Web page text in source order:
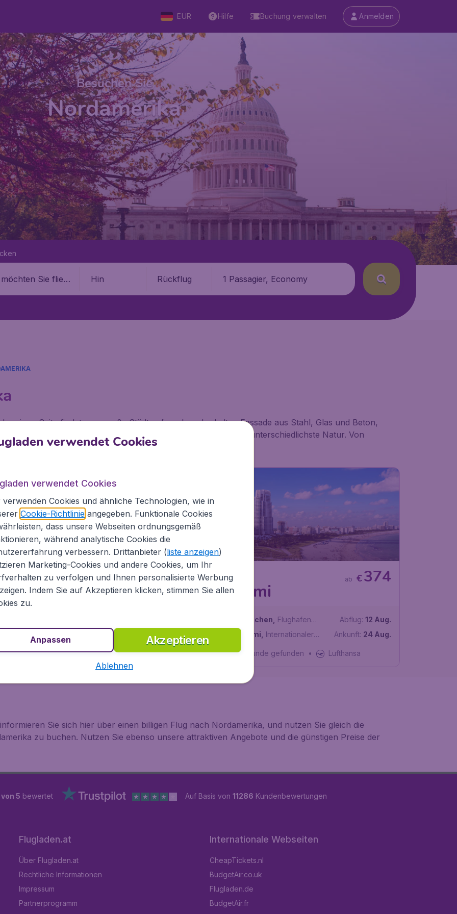
EUR Hilfe Buchung verwalten Anmelden
Besuchen Sie
Nordamerika
Hin Rückflug 1 Passagier, Economy
einen Seite findet man große Städte, die neben der kalten Fassade aus Stahl, Glas und Beton,
anderen Seite steht Nordamerika für unglaubliche Weiten und unterschiedlichste Natur. Von
Wüste findet man hier alles.
# 2
Kanada
Toronto
€481
ab
München
Toronto-Pearson
Ankunft:
16 Sep.
Vor 1 Stunde gefunden • Condor
USA
Miami
€374
ab
München
Flughafen
München
Miami
Internationaler
Abflug: 12 Aug.
Ankunft: 24 Aug.
Vor 1 Stunde gefunden • Lufthansa
Sie sich hier über einen billigen Flug nach Nordamerika, und nutzen Sie gleich die
zu buchen. Nutzen Sie ebenso unsere attraktiven Angebote und die günstigen Preise der
5 bewertet Auf Basis von 11286 Kundenbewertungen
Flugladen.at
Über Flugladen.at
Rechtliche Informationen
Impressum
Partnerprogramm
Internationale Webseiten
CheapTickets.nl
BudgetAir.co.uk
Flugladen.de
BudgetAir.fr
verwendet Cookies
verwendet Cookies
verwenden Cookies und ähnliche Technologien, wie in
Cookie-Richtlinieangegeben. Funktionale Cookies
dass unsere Webseiten ordnungsgemäß
während analytische Cookies die
verbessern. Drittanbieter (liste anzeigen)
Marketing-Cookies und andere Cookies, um Ihr
zu verfolgen und Ihnen personalisierte Werbung
Indem Sie auf Akzeptieren klicken, stimmen Sie allen
zu.
Akzeptieren
Anpassen
Ablehnen